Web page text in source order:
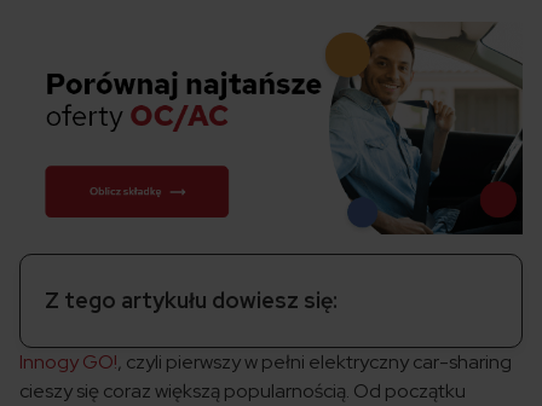
Z tego artykułu dowiesz się:
Innogy GO!, czyli pierwszy w pełni elektryczny car-sharing
cieszy się coraz większą popularnością. Od początku